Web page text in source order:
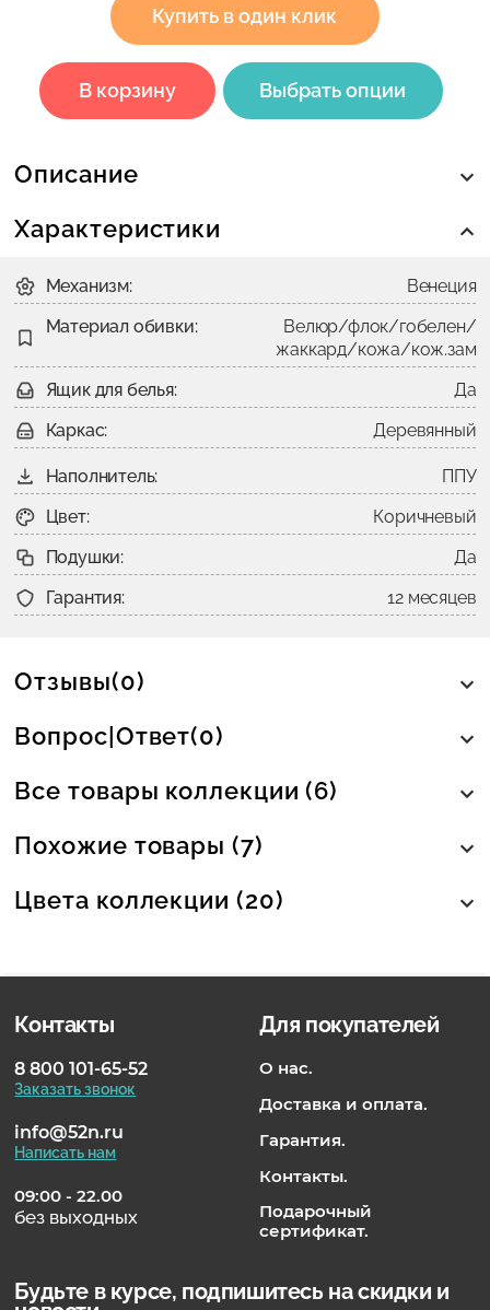
Купить в один клик
В корзину Выбрать опции
Описание
Характеристики
Механизм:
Венеция
Материал обивки:
Велюр/флок/гобелен/
жаккард/кожа/кож.зам
Ящик для белья:
Да
Каркас:
Деревянный
Наполнитель:
ППУ
Цвет:
Коричневый
Подушки:
Да
Гарантия:
12 месяцев
Отзывы(0)
Вопрос|Ответ(0)
Все товары коллекции (6)
Похожие товары (7)
Цвета коллекции (20)
Контакты
8 800 101-65-52
Заказать звонок
info@52n.ru
Написать нам
09:00 - 22.00
без выходных
Для покупателей
О нас.
Доставка и оплата.
Гарантия.
Контакты.
Подарочный
сертификат.
Будьте в курсе, подпишитесь на скидки и